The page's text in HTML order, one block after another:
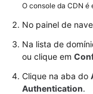
do
usuário
de
O console da CDN é
No painel de
Na lista de
ou clique em
Clique na aba do
Authentication.